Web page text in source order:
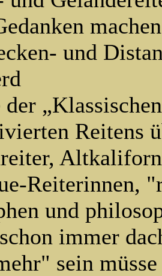
machen
und
der
Reitens
Reiterinnen,
und
immer
sein